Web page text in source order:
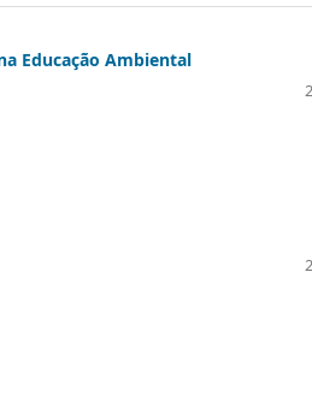
Educação Ambiental